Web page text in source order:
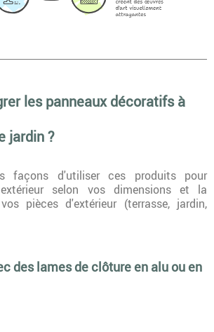
les panneaux décoratifs à
jardin ?
façons d'utiliser ces produits pour
selon vos dimensions et la
pièces d'extérieur (terrasse, jardin,
des lames de clôture en alu ou en